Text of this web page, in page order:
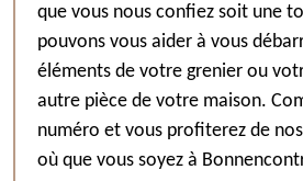
que vous nous confiez soit une
pouvons vous aider à vous
éléments de votre grenier ou
autre pièce de votre maison.
numéro et vous profiterez de
où que vous soyez à